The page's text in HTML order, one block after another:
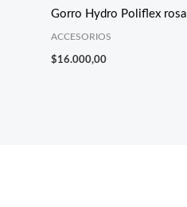
Gorro Hydro Poliflex rosa
ACCESORIOS
$16.000,00